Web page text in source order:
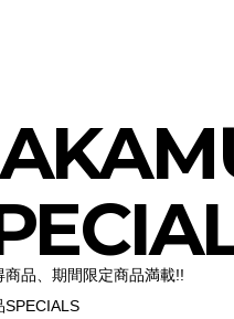
商品、期間限定商品満載!!
SPECIALS